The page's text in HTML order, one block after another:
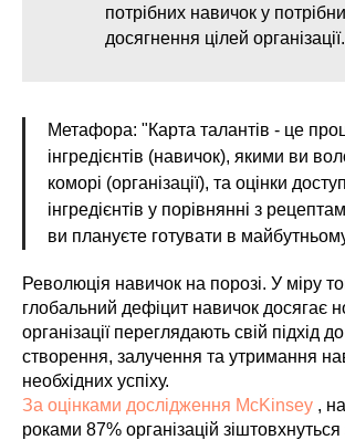
потрібних навичок у
досягнення цілей організації.
Метафора: "Карта талантів - це
інгредієнтів (навичок), якими ви
коморі (організації), та оцінки
інгредієнтів у порівнянні з
ви плануєте готувати в
Революція навичок на порозі. У міру
глобальний дефіцит навичок досягає
організації переглядають свій підхід
створення, залучення та утримання
необхідних успіху.
За оцінками дослідження McKinsey ,
роками 87% організацій